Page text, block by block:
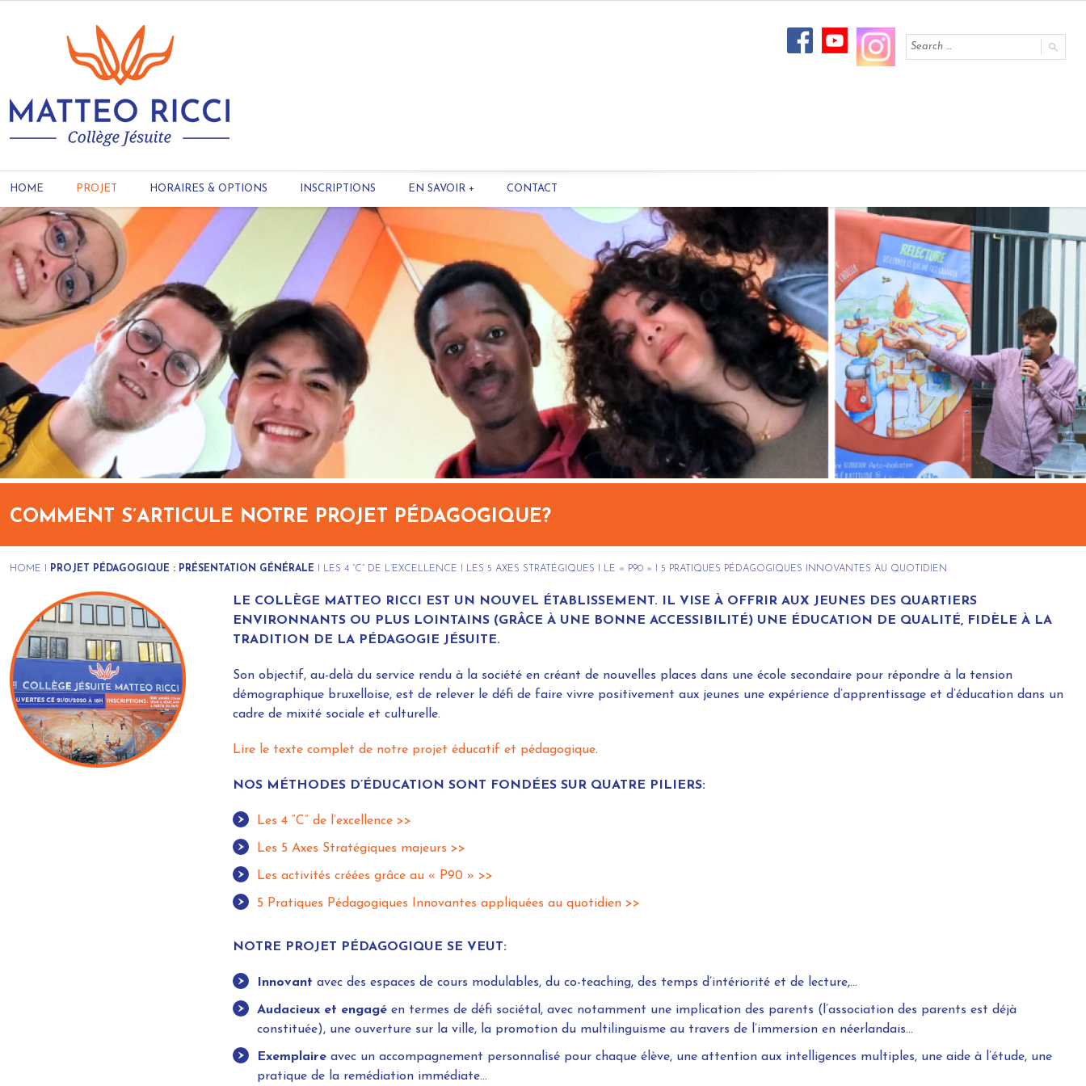
HOME PROJET HORAIRES & OPTIONS INSCRIPTIONS EN SAVOIR + CONTACT
COMMENT S’ARTICULE NOTRE PROJET PÉDAGOGIQUE?
HOME PROJET PÉDAGOGIQUE : PRÉSENTATION GÉNÉRALE LES 4 “C” DE L’EXCELLENCE LES 5 AXES STRATÉGIQUES LE « P90 » 5 PRATIQUES PÉDAGOGIQUES INNOVANTES AU QUOTIDIEN
LE COLLÈGE MATTEO RICCI EST UN NOUVEL ÉTABLISSEMENT. IL VISE À OFFRIR AUX JEUNES DES QUARTIERS
ENVIRONNANTS OU PLUS LOINTAINS (GRÂCE À UNE BONNE ACCESSIBILITÉ) UNE ÉDUCATION DE QUALITÉ, FIDÈLE À LA
TRADITION DE LA PÉDAGOGIE JÉSUITE.
Son objectif, au-delà du service rendu à la société en créant de nouvelles places dans une école secondaire pour répondre à la tension
démographique bruxelloise, est de relever le défi de faire vivre positivement aux jeunes une expérience d’apprentissage et d’éducation dans un
cadre de mixité sociale et culturelle.
Lire le texte complet de notre projet éducatif et pédagogique.
NOS MÉTHODES D’ÉDUCATION SONT FONDÉES SUR QUATRE PILIERS:
Les 4 “C” de l’excellence >>
Les 5 Axes Stratégiques majeurs >>
Les activités créées grâce au « P90 » >>
5 Pratiques Pédagogiques Innovantes appliquées au quotidien >>
NOTRE PROJET PÉDAGOGIQUE SE VEUT:
Innovant avec des espaces de cours modulables, du co-teaching, des temps d’intériorité et de lecture,…
Audacieux et engagéen termes de défi sociétal, avec notamment une implication des parents (l’association des parents est déjà
constituée), une ouverture sur la ville, la promotion du multilinguisme au travers de l’immersion en néerlandais…
Exemplaireavec un accompagnement personnalisé pour chaque élève, une attention aux intelligences multiples, une aide à l’étude, une
pratique de la remédiation immédiate…